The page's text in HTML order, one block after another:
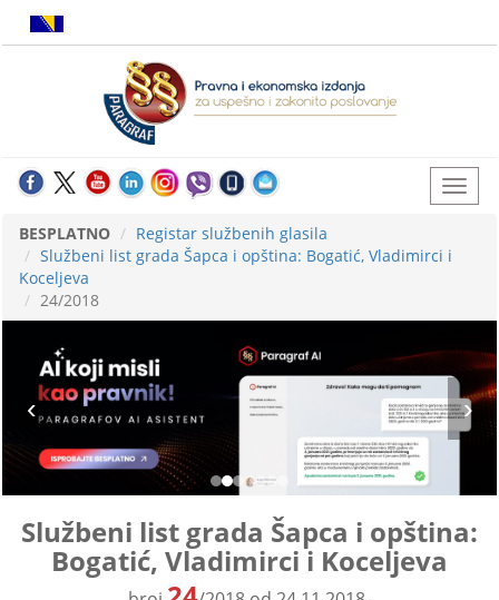
BESPLATNO
Registar službenih glasila
Službeni list grada Šapca i opština: Bogatić, Vladimirci i
Koceljeva
24/2018
Službeni list grada Šapca i opština:
Bogatić, Vladimirci i Koceljeva